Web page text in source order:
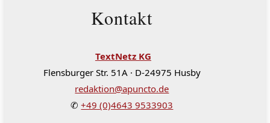
Kontakt
TextNetz KG
Flensburger Str. 51A · D-24975 Husby
redaktion@apuncto.de
✆+49 (0)4643 9533903